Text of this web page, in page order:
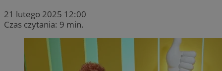
21 lutego 2025 12:00
Czas czytania: 9 min.